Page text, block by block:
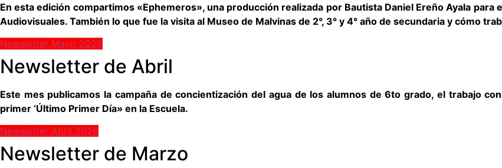
En esta edición compartimos «Ephemeros», una producción realizada por Bautista Daniel Ereño Ayala para
Audiovisuales. También lo que fue la visita al Museo de Malvinas de 2°, 3° y 4° año de secundaria y cómo
Newsletter Mayo 2026
Newsletter de Abril
Este mes publicamos la campaña de concientización del agua de los alumnos de 6to grado, el trabajo
primer ‘Último Primer Día» en la Escuela.
Newsletter Abril 2026
Newsletter de Marzo